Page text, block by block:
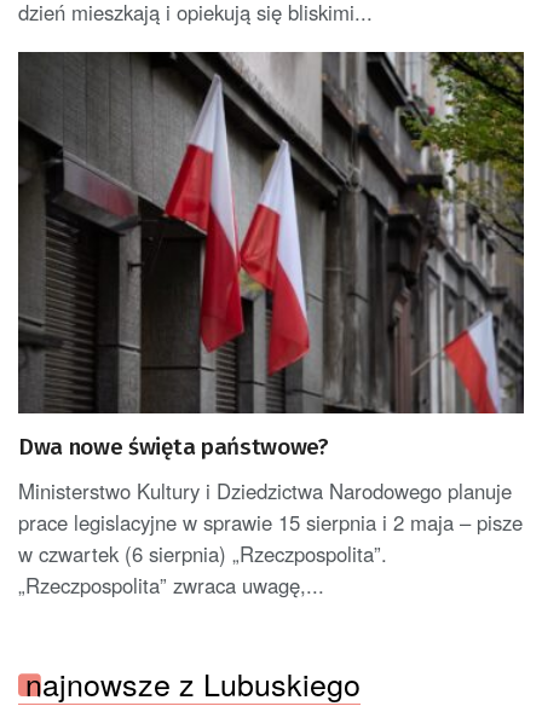
dzień mieszkają i opiekują się bliskimi...
Dwa nowe święta państwowe?
Ministerstwo Kultury i Dziedzictwa Narodowego planuje
prace legislacyjne w sprawie 15 sierpnia i 2 maja – pisze
w czwartek (6 sierpnia) „Rzeczpospolita”.
„Rzeczpospolita” zwraca uwagę,...
najnowsze z Lubuskiego